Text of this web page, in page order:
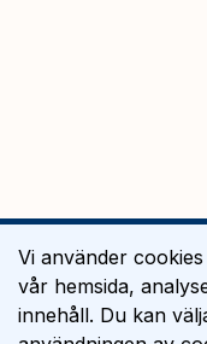
Vi använder
vår hemsida,
innehåll. Du kan